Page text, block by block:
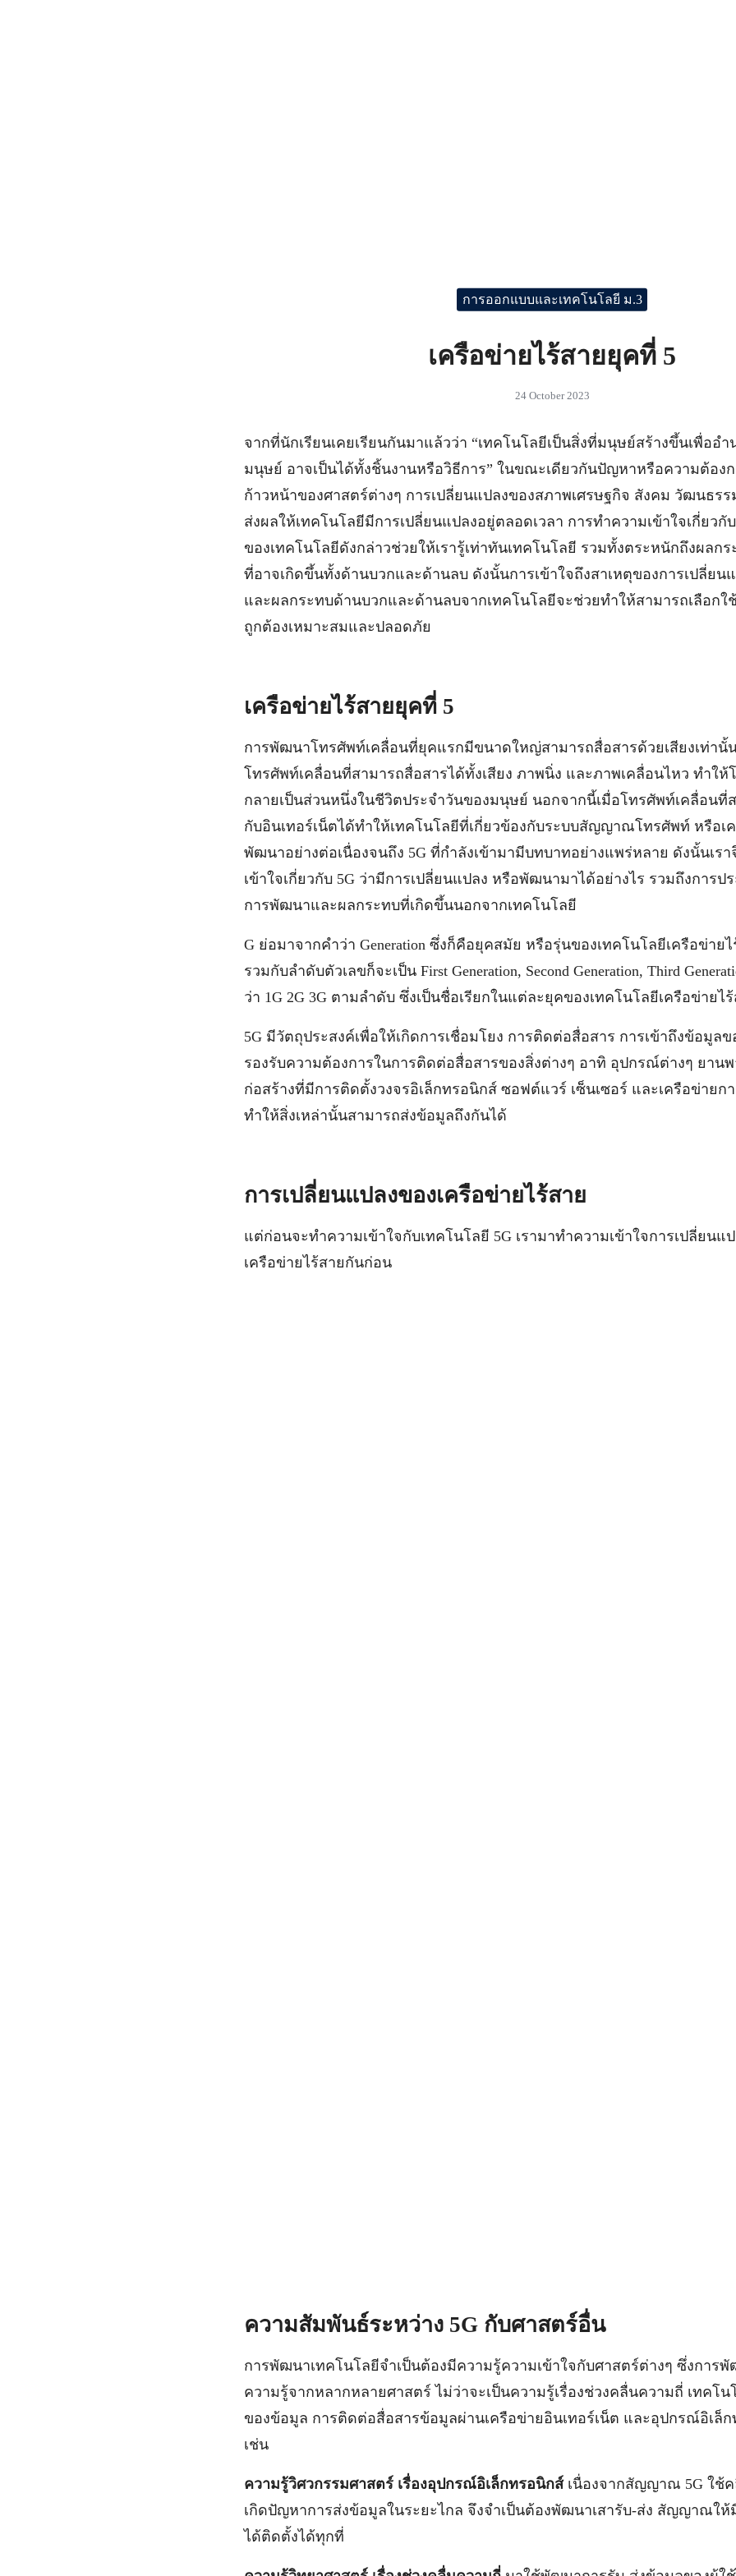
การออกแบบและเทคโนโลยี ม.3
เครือข่ายไร้สายยุคที่ 5
24 October 2023
จากที่นักเรียนเคยเรียนกันมาแล้วว่า “เทคโนโลยีเป็นสิ่งที่มนุษย์สร้างขึ้นเพื่ออ
มนุษย์ อาจเป็นได้ทั้งชิ้นงานหรือวิธีการ” ในขณะเดียวกันปัญหาหรือความต้อง
ก้าวหน้าของศาสตร์ต่างๆ การเปลี่ยนแปลงของสภาพเศรษฐกิจ สังคม วัฒนธร
ส่งผลให้เทคโนโลยีมีการเปลี่ยนแปลงอยู่ตลอดเวลา การทำความเข้าใจเกี่ยวกั
ของเทคโนโลยีดังกล่าวช่วยให้เรารู้เท่าทันเทคโนโลยี รวมทั้งตระหนักถึงผลก
ที่อาจเกิดขึ้นทั้งด้านบวกและด้านลบ ดังนั้นการเข้าใจถึงสาเหตุของการเปลี่ยน
และผลกระทบด้านบวกและด้านลบจากเทคโนโลยีจะช่วยทำให้สามารถเลือกใ
ถูกต้องเหมาะสมและปลอดภัย
เครือข่ายไร้สายยุคที่ 5
การพัฒนาโทรศัพท์เคลื่อนที่ยุคแรกมีขนาดใหญ่สามารถสื่อสารด้วยเสียงเท่านั้
โทรศัพท์เคลื่อนที่สามารถสื่อสารได้ทั้งเสียง ภาพนิ่ง และภาพเคลื่อนไหว ทำให้
กลายเป็นส่วนหนึ่งในชีวิตประจำวันของมนุษย์ นอกจากนี้เมื่อโทรศัพท์เคลื่อนที่
กับอินเทอร์เน็ตได้ทำให้เทคโนโลยีที่เกี่ยวข้องกับระบบสัญญาณโทรศัพท์ หรือเ
พัฒนาอย่างต่อเนื่องจนถึง 5G ที่กำลังเข้ามามีบทบาทอย่างแพร่หลาย ดังนั้นเร
เข้าใจเกี่ยวกับ 5G ว่ามีการเปลี่ยนแปลง หรือพัฒนามาได้อย่างไร รวมถึงการป
การพัฒนาและผลกระทบที่เกิดขึ้นนอกจากเทคโนโลยี
G ย่อมาจากคำว่า Generation ซึ่งก็คือยุคสมัย หรือรุ่นของเทคโนโลยีเครือข่าย
รวมกับลำดับตัวเลขก็จะเป็น First Generation, Second Generation, Third
ว่า 1G 2G 3G ตามลำดับ ซึ่งเป็นชื่อเรียกในแต่ละยุคของเทคโนโลยีเครือข่ายไร้
5G มีวัตถุประสงค์เพื่อให้เกิดการเชื่อมโยง การติดต่อสื่อสาร การเข้าถึงข้อมูล
รองรับความต้องการในการติดต่อสื่อสารของสิ่งต่างๆ อาทิ อุปกรณ์ต่างๆ ยาน
ก่อสร้างที่มีการติดตั้งวงจรอิเล็กทรอนิกส์ ซอฟต์แวร์ เซ็นเซอร์ และเครือข่ายก
ทำให้สิ่งเหล่านั้นสามารถส่งข้อมูลถึงกันได้
การเปลี่ยนแปลงของเครือข่ายไร้สาย
แต่ก่อนจะทำความเข้าใจกับเทคโนโลยี 5G เรามาทำความเข้าใจการเปลี่ยนแ
เครือข่ายไร้สายกันก่อน
ความสัมพันธ์ระหว่าง 5G กับศาสตร์อื่น
การพัฒนาเทคโนโลยีจำเป็นต้องมีความรู้ความเข้าใจกับศาสตร์ต่างๆ ซึ่งการ
ความรู้จากหลากหลายศาสตร์ ไม่ว่าจะเป็นความรู้เรื่องช่วงคลื่นความถี่ เทคโ
ของข้อมูล การติดต่อสื่อสารข้อมูลผ่านเครือข่ายอินเทอร์เน็ต และอุปกรณ์อิเล็
เช่น
ความรู้วิศวกรรมศาสตร์ เรื่องอุปกรณ์อิเล็กทรอนิกส์เนื่องจากสัญญาณ 5G ใช้
เกิดปัญหาการส่งข้อมูลในระยะไกล จึงจำเป็นต้องพัฒนาเสารับ-ส่ง สัญญาณให้
ได้ติดตั้งได้ทุกที่